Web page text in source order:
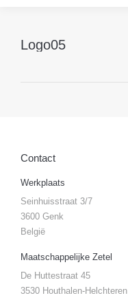
Logo05
Contact
Werkplaats
Seinhuisstraat 3/7
3600 Genk
België
Maatschappelijke Zetel
De Huttestraat 45
3530 Houthalen-Helchteren